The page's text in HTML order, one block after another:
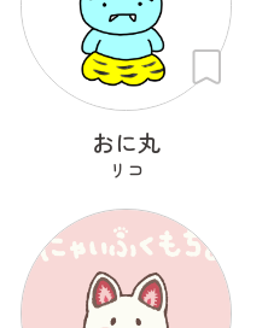
おに丸
リコ